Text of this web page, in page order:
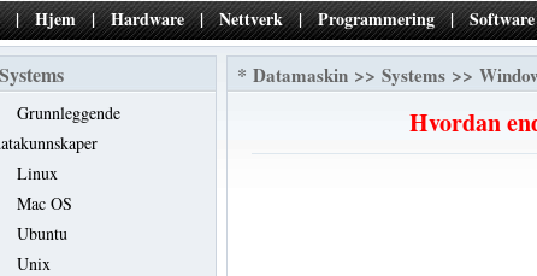
| Hjem | Hardware | Nettverk | Programmering | Software
Systems
Grunnleggende
Linux
Mac OS
Ubuntu
Unix
* Datamaskin >> Systems >>
Hvordan